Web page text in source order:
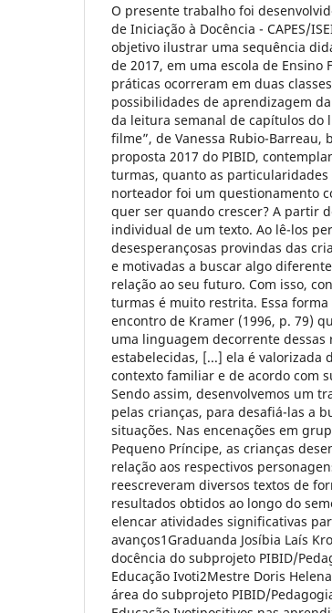
O presente trabalho foi
de Iniciação à Docência - CAPES/
objetivo ilustrar uma sequência
de 2017, em uma escola de
práticas ocorreram em duas
possibilidades de aprendizagem
da leitura semanal de capítulos do
filme”, de Vanessa Rubio-Barreau,
proposta 2017 do PIBID,
turmas, quanto as
norteador foi um questionamento
quer ser quando crescer? A partir
individual de um texto. Ao lê-los
desesperançosas provindas das
e motivadas a buscar algo
relação ao seu futuro. Com isso,
turmas é muito restrita. Essa
encontro de Kramer (1996, p. 79)
uma linguagem decorrente dessas
estabelecidas, [...] ela é valorizada
contexto familiar e de acordo com
Sendo assim, desenvolvemos um
pelas crianças, para desafiá-las a
situações. Nas encenações em
Pequeno Príncipe, as crianças
relação aos respectivos
reescreveram diversos textos de
resultados obtidos ao longo do
elencar atividades significativas
avanços1Graduanda Josíbia Laís
docência do subprojeto PIBID/
Educação Ivoti2Mestre Doris
área do subprojeto PIBID/